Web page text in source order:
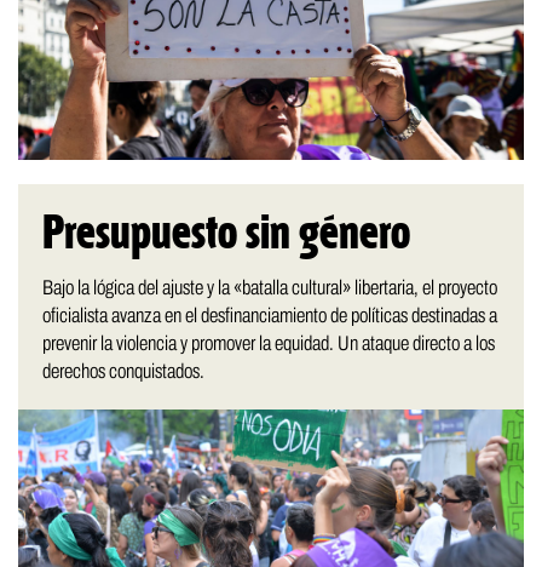
Presupuesto sin género
Bajo la lógica del ajuste y la «batalla cultural» libertaria, el proyecto
oficialista avanza en el desfinanciamiento de políticas destinadas a
prevenir la violencia y promover la equidad. Un ataque directo a los
derechos conquistados.